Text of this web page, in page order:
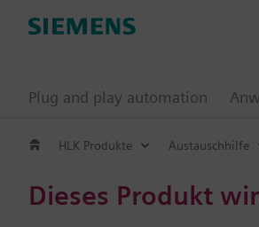
Plug and play automation
HLK Produkte Austauschhilfe
Dieses Produkt